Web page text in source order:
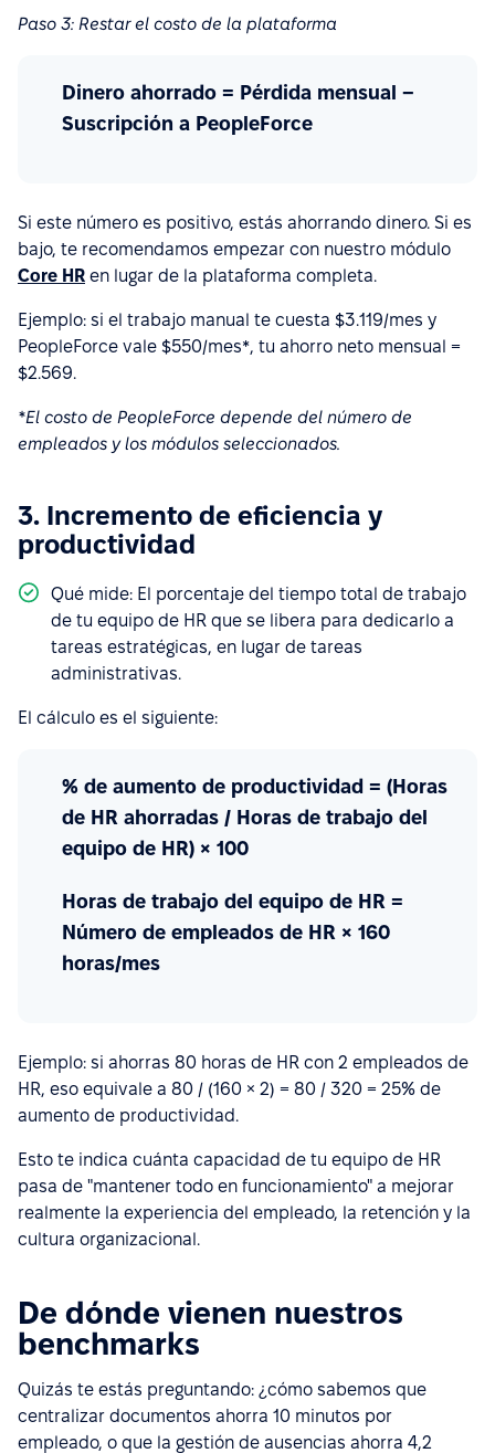
Paso 3: Restar el costo de la plataforma
Dinero ahorrado = Pérdida mensual −
Suscripción a PeopleForce
Si este número es positivo, estás ahorrando dinero. Si es
bajo, te recomendamos empezar con nuestro módulo
Core HR en lugar de la plataforma completa.
Ejemplo: si el trabajo manual te cuesta $3.119/mes y
PeopleForce vale $550/mes*, tu ahorro neto mensual =
$2.569.
*El costo de PeopleForce depende del número de
empleados y los módulos seleccionados.
3. Incremento de eficiencia y
productividad
Qué mide: El porcentaje del tiempo total de trabajo
de tu equipo de HR que se libera para dedicarlo a
tareas estratégicas, en lugar de tareas
administrativas.
El cálculo es el siguiente:
% de aumento de productividad = (Horas
de HR ahorradas / Horas de trabajo del
equipo de HR) × 100
Horas de trabajo del equipo de HR =
Número de empleados de HR × 160
horas/mes
Ejemplo: si ahorras 80 horas de HR con 2 empleados de
HR, eso equivale a 80 / (160 × 2) = 80 / 320 = 25% de
aumento de productividad.
Esto te indica cuánta capacidad de tu equipo de HR
pasa de "mantener todo en funcionamiento" a mejorar
realmente la experiencia del empleado, la retención y la
cultura organizacional.
De dónde vienen nuestros
benchmarks
Quizás te estás preguntando: ¿cómo sabemos que
centralizar documentos ahorra 10 minutos por
empleado, o que la gestión de ausencias ahorra 4,2